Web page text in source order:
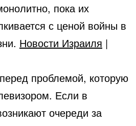
пока их
с ценой войны в
Новости Израиля |
проблемой, которую
Если в
очереди за